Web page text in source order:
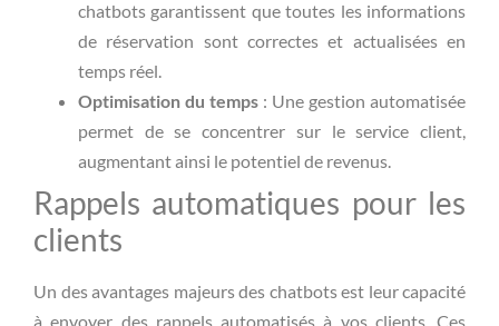
chatbots garantissent que toutes les informations
de réservation sont correctes et actualisées en
temps réel.
Optimisation du temps : Une gestion automatisée
permet de se concentrer sur le service client,
augmentant ainsi le potentiel de revenus.
Rappels automatiques pour les
clients
Un des avantages majeurs des chatbots est leur capacité
à envoyer des rappels automatisés à vos clients. Ces